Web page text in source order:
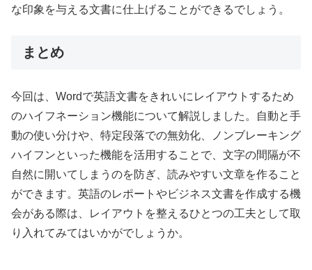
な印象を与える文書に仕上げることができるでしょう。
まとめ
今回は、Wordで英語文書をきれいにレイアウトするため
のハイフネーション機能について解説しました。自動と手
動の使い分けや、特定段落での無効化、ノンブレーキング
ハイフンといった機能を活用することで、文字の間隔が不
自然に開いてしまうのを防ぎ、読みやすい文章を作ること
ができます。英語のレポートやビジネス文書を作成する機
会がある際は、レイアウトを整えるひとつの工夫として取
り入れてみてはいかがでしょうか。